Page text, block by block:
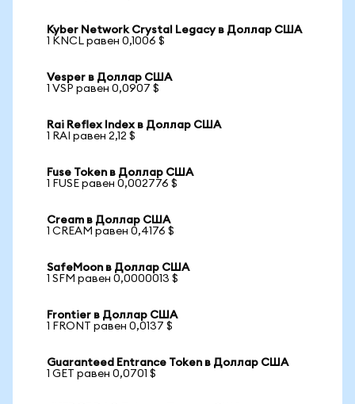
Kyber Network Crystal Legacy в Доллар США
1 KNCL равен 0,1006 $
Vesper в Доллар США
1 VSP равен 0,0907 $
Rai Reflex Index в Доллар США
1 RAI равен 2,12 $
Fuse Token в Доллар США
1 FUSE равен 0,002776 $
Cream в Доллар США
1 CREAM равен 0,4176 $
SafeMoon в Доллар США
1 SFM равен 0,0000013 $
Frontier в Доллар США
1 FRONT равен 0,0137 $
Guaranteed Entrance Token в Доллар США
1 GET равен 0,0701 $